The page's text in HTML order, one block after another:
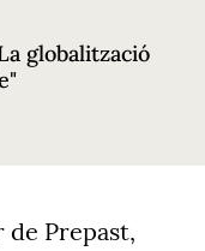
globalització
Prepast,